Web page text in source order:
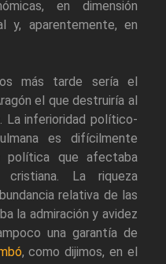
en dimensión
y, aparentemente, en
más tarde sería el
el que destruiría al
La inferioridad político-
es difícilmente
política que afectaba
La riqueza
relativa de las
la admiración y avidez
una garantía de
, como dijimos, en el